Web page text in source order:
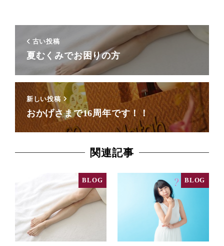
古い投稿
夏むくみでお困りの方
新しい投稿
おかげさまで16周年です！！
関連記事
BLOG BLOG